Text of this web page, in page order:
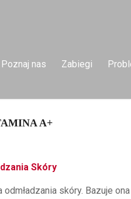
Poznaj nas Zabiegi
A+
Skóry
skóry. Bazuje